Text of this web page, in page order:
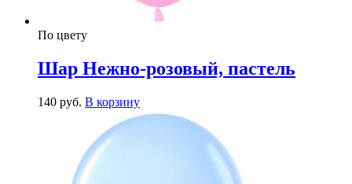
По цвету
Шар Нежно-розовый, пастель
140 руб. В корзину